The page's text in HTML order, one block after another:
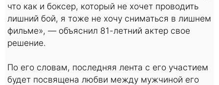
что как и боксер, который не хочет проводить
лишний бой, я тоже не хочу сниматься в лишнем
фильме», — объяснил 81-летний актер свое
решение.
По его словам, последняя лента с его участием
будет посвящена любви между мужчиной его